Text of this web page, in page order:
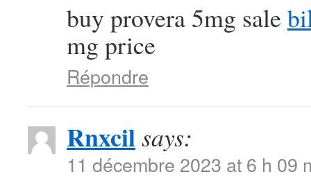
buy provera 5mg sale
mg price
Répondre
Rnxcilsays:
11 décembre 2023 at 6 h 09